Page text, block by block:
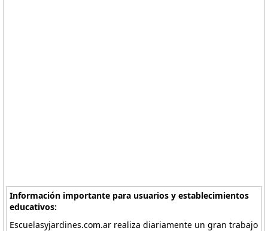
Información importante para usuarios y establecimientos
educativos:
Escuelasyjardines.com.ar realiza diariamente un gran trabajo